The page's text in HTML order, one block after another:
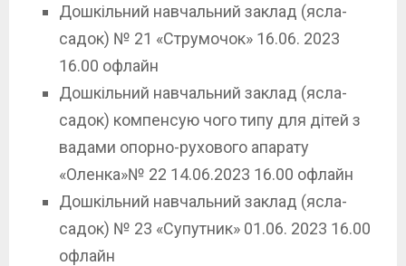
Дошкільний навчальний заклад (ясла-
садок) № 21 «Струмочок» 16.06. 2023
16.00 офлайн
Дошкільний навчальний заклад (ясла-
садок) компенсую чого типу для дітей з
вадами опорно-рухового апарату
«Оленка»№ 22 14.06.2023 16.00 офлайн
Дошкільний навчальний заклад (ясла-
садок) № 23 «Супутник» 01.06. 2023 16.00
офлайн